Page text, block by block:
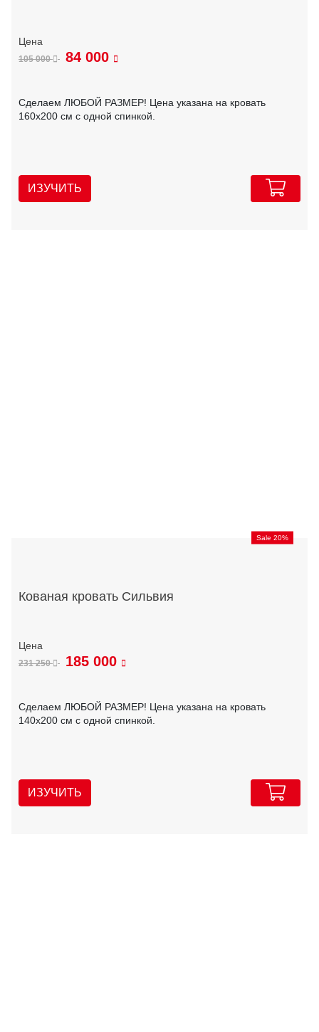
105 000 84 000
Сделаем ЛЮБОЙ РАЗМЕР! Цена указана на кровать
160х200 см с одной спинкой.
ИЗУЧИТЬ
Sale 20%
Кованая кровать Сильвия
231 250 185 000
Сделаем ЛЮБОЙ РАЗМЕР! Цена указана на кровать
140х200 см с одной спинкой.
ИЗУЧИТЬ